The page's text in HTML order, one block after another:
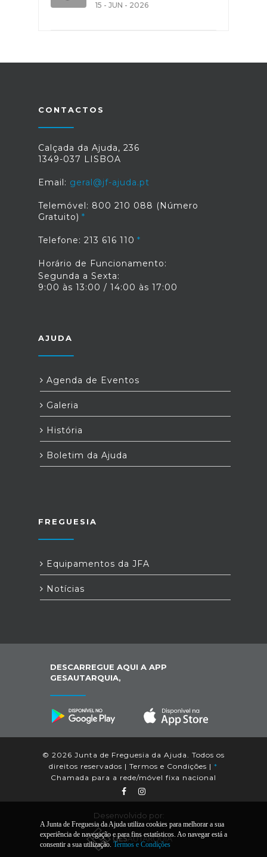
15 - JUN - 2026
CONTACTOS
Calçada da Ajuda, 236
1349-037 LISBOA
Email: geral@jf-ajuda.pt
Telemóvel: 800 210 088 (Número
Gratuito)
Telefone: 213 616 110
Horário de Funcionamento:
Segunda a Sexta:
9:00 às 13:00 / 14:00 às 17:00
AJUDA
Agenda de Eventos
Galeria
História
Boletim da Ajuda
FREGUESIA
Equipamentos da JFA
Notícias
DESCARREGUE AQUI A APP
GESAUTARQUIA,
© 2026 Junta de Freguesia da Ajuda. Todos os
direitos reservados | Termos e Condições | *
Chamada para a rede/móvel fixa nacional
Desenvolvido por:
A Junta de Freguesia da Ajuda utiliza cookies para melhorar a sua
experiência de navegação e para fins estatísticos. Ao navegar está a
consentir a sua utilização. Termos e Condições